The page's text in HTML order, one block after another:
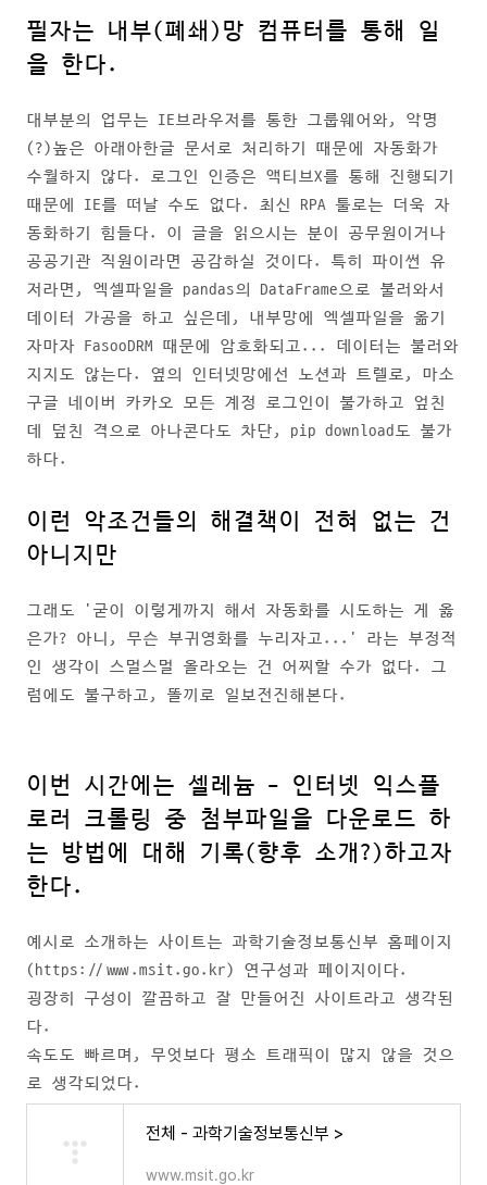
필자는 내부(폐쇄)망 컴퓨터를 통해 일
을 한다.
대부분의 업무는 IE브라우저를 통한 그룹웨어와, 악명
(?)높은 아래아한글 문서로 처리하기 때문에 자동화가
수월하지 않다. 로그인 인증은 액티브X를 통해 진행되기
때문에 IE를 떠날 수도 없다. 최신 RPA 툴로는 더욱 자
동화하기 힘들다. 이 글을 읽으시는 분이 공무원이거나
공공기관 직원이라면 공감하실 것이다. 특히 파이썬 유
저라면, 엑셀파일을 pandas의 DataFrame으로 불러와서
데이터 가공을 하고 싶은데, 내부망에 엑셀파일을 옮기
자마자 FasooDRM 때문에 암호화되고... 데이터는 불러와
지지도 않는다. 옆의 인터넷망에선 노션과 트렐로, 마소
구글 네이버 카카오 모든 계정 로그인이 불가하고 엎친
데 덮친 격으로 아나콘다도 차단, pip download도 불가
하다.
이런 악조건들의 해결책이 전혀 없는 건
아니지만
그래도 '굳이 이렇게까지 해서 자동화를 시도하는 게 옳
은가? 아니, 무슨 부귀영화를 누리자고...' 라는 부정적
인 생각이 스멀스멀 올라오는 건 어찌할 수가 없다. 그
럼에도 불구하고, 똘끼로 일보전진해본다.
이번 시간에는 셀레늄 - 인터넷 익스플
로러 크롤링 중 첨부파일을 다운로드 하
는 방법에 대해 기록(향후 소개?)하고자
한다.
예시로 소개하는 사이트는 과학기술정보통신부 홈페이지
(https://www.msit.go.kr) 연구성과 페이지이다.
굉장히 구성이 깔끔하고 잘 만들어진 사이트라고 생각된
다.
속도도 빠르며, 무엇보다 평소 트래픽이 많지 않을 것으
로 생각되었다.
전체 - 과학기술정보통신부 >
www.msit.go.kr